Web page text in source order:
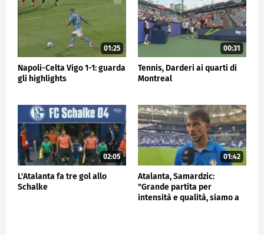
01:25
Napoli-Celta Vigo 1-1: guarda
gli highlights
00:31
Tennis, Darderi ai quarti di
Montreal
02:05
L'Atalanta fa tre gol allo
Schalke
01:42
Atalanta, Samardzic:
"Grande partita per
intensità e qualità, siamo a